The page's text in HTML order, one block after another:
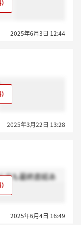
2025年6月3日 12:44
2025年3月22日 13:28
ても最終直結あ
2025年6月4日 16:49